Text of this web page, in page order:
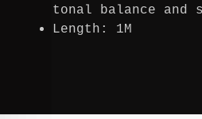
tonal balance and
Length: 1M